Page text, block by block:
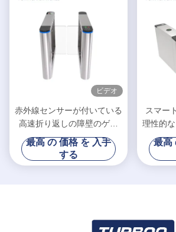
ビデオ
赤外線センサーが付いている
高速折り返しの障壁のゲー
ト/管理されたアクセス ゲー
ト
最高 の 価格 を 入手
する
スマー
理性的
最高